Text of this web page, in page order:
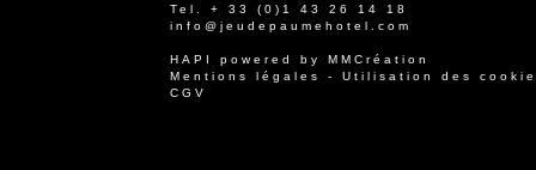
Tel. + 33 (0)1 43 26 14 18
info@jeudepaumehotel.com
HAPI powered by MMCréation
Mentions légales
- Utilisation des
CGV